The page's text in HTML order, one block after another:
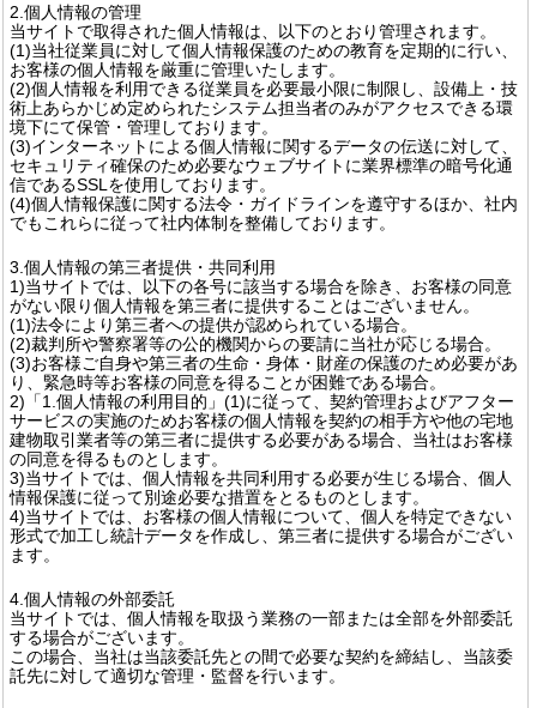
2.個人情報の管理
当サイトで取得された個人情報は、以下のとおり管理されます。
(1)当社従業員に対して個人情報保護のための教育を定期的に行い、
お客様の個人情報を厳重に管理いたします。
(2)個人情報を利用できる従業員を必要最小限に制限し、設備上・技
術上あらかじめ定められたシステム担当者のみがアクセスできる環
境下にて保管・管理しております。
(3)インターネットによる個人情報に関するデータの伝送に対して、
セキュリティ確保のため必要なウェブサイトに業界標準の暗号化通
信であるSSLを使用しております。
(4)個人情報保護に関する法令・ガイドラインを遵守するほか、社内
でもこれらに従って社内体制を整備しております。
3.個人情報の第三者提供・共同利用
1)当サイトでは、以下の各号に該当する場合を除き、お客様の同意
がない限り個人情報を第三者に提供することはございません。
(1)法令により第三者への提供が認められている場合。
(2)裁判所や警察署等の公的機関からの要請に当社が応じる場合。
(3)お客様ご自身や第三者の生命・身体・財産の保護のため必要があ
り、緊急時等お客様の同意を得ることが困難である場合。
2)「1.個人情報の利用目的」(1)に従って、契約管理およびアフター
サービスの実施のためお客様の個人情報を契約の相手方や他の宅地
建物取引業者等の第三者に提供する必要がある場合、当社はお客様
の同意を得るものとします。
3)当サイトでは、個人情報を共同利用する必要が生じる場合、個人
情報保護に従って別途必要な措置をとるものとします。
4)当サイトでは、お客様の個人情報について、個人を特定できない
形式で加工し統計データを作成し、第三者に提供する場合がござい
ます。
4.個人情報の外部委託
当サイトでは、個人情報を取扱う業務の一部または全部を外部委託
する場合がございます。
この場合、当社は当該委託先との間で必要な契約を締結し、当該委
託先に対して適切な管理・監督を行います。